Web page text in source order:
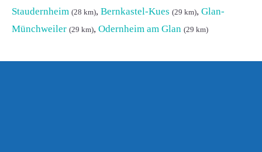
Staudernheim (28 km), Bernkastel-Kues (29 km), Glan-
Münchweiler (29 km), Odernheim am Glan (29 km)